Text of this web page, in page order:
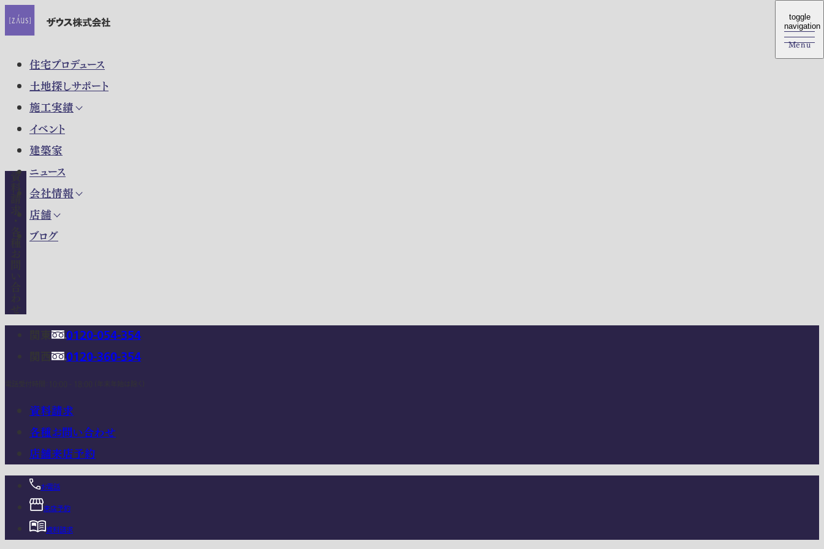
住宅プロデュース
土地探しサポート
施工実績
イベント
建築家
ニュース
会社情報
店舗
ブログ
toggle
navigation
Menu
toggle
navigation
Menu
0120-054-354
0120-360-354
資料請求
各種お問い合わせ
店舗来店予約
お電話
来店予約
資料請求